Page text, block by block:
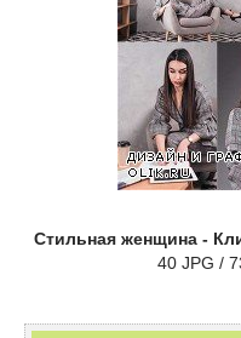
Стильная женщина -
40 JPG /